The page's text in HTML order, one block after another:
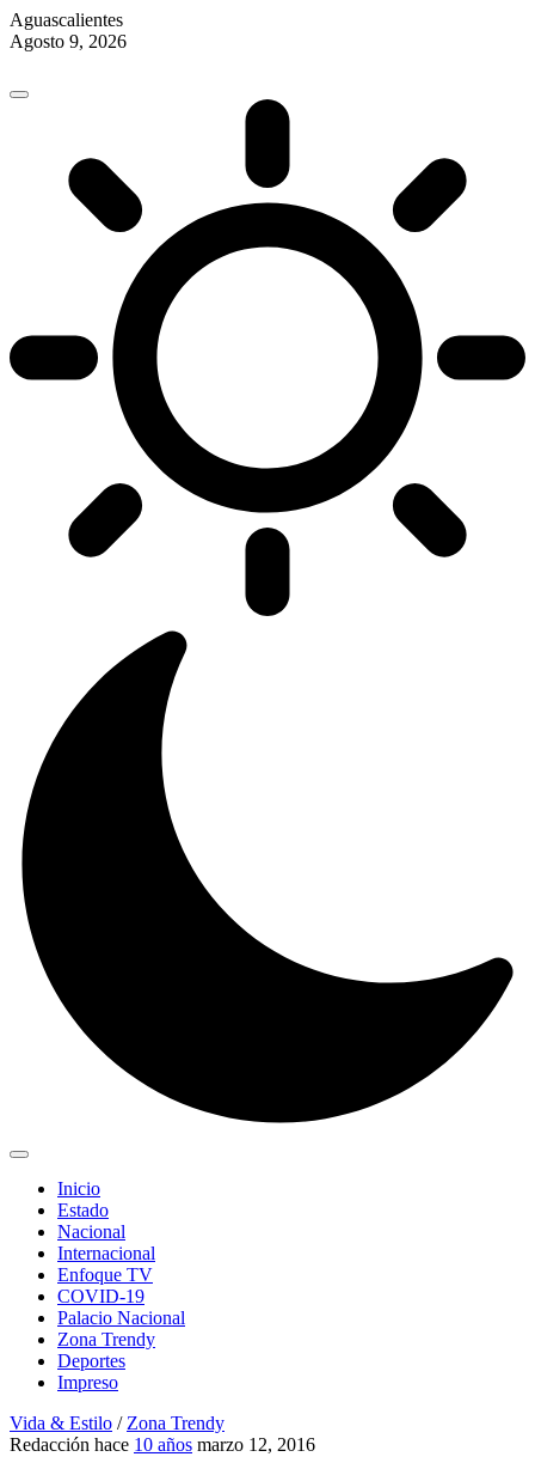
Aguascalientes
Agosto 9, 2026
content
Inicio
Estado
Nacional
Internacional
Enfoque TV
COVID-19
Palacio Nacional
Zona Trendy
Deportes
Impreso
Vida & Estilo /Zona Trendy
Redacción hace 10 años marzo 12, 2016